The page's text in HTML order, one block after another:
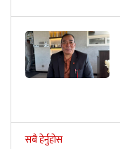
सबै हेर्नुहोस